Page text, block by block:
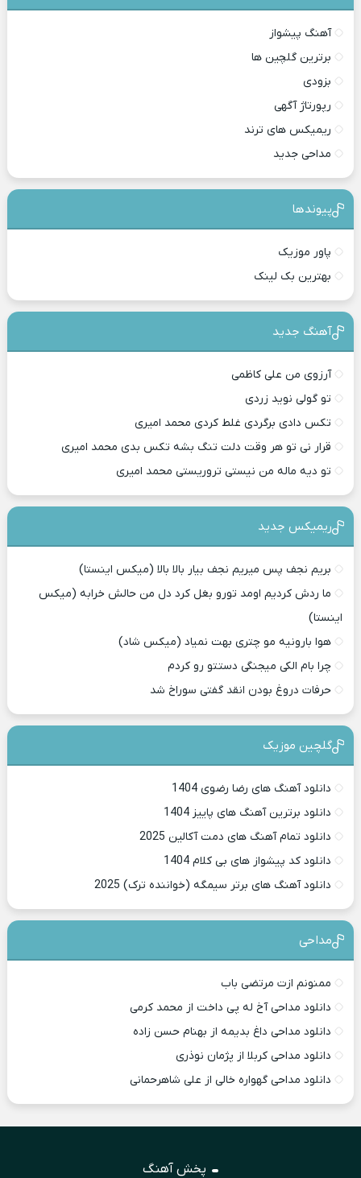
آهنگ پیشواز
برترین گلچین ها
بزودی
رپورتاژ آگهی
ریمیکس های ترند
مداحی جدید
پیوندها
پاور موزیک
بهترین بک لینک
آهنگ جدید
آرزوی من علی کاظمی
تو گولی نوید زردی
تکس دادی برگردی غلط کردی محمد امیری
قرار نی تو هر وقت دلت تنگ بشه تکس بدی محمد امیری
تو دیه ماله من نیستی تروریستی محمد امیری
ریمیکس جدید
بریم نجف پس میریم نجف بیار بالا بالا (میکس اینستا)
ما ردش کردیم اومد تورو بغل کرد دل من حالش خرابه (میکس
اینستا)
هوا بارونیه مو چتری بهت نمیاد (میکس شاد)
چرا بام الکی میجنگی دستتو رو کردم
حرفات دروغ بودن انقد گفتی سوراخ شد
گلچین موزیک
دانلود آهنگ های رضا رضوی 1404
دانلود برترین آهنگ های پاییز 1404
دانلود تمام آهنگ های دمت آکالین 2025
دانلود کد پیشواز های بی کلام 1404
دانلود آهنگ های برتر سیمگه (خواننده ترک) 2025
مداحی
ممنونم ازت مرتضی باب
دانلود مداحی آخ له پی داخت از محمد کرمی
دانلود مداحی داغ بدیمه از بهنام حسن زاده
دانلود مداحی کربلا از پژمان نوذری
دانلود مداحی گهواره خالی از علی شاهرحمانی
پخش آهنگ